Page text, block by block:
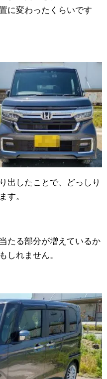
に変わったくらいです
出したことで、どっしり
す。
たる部分が増えているか
しれません。